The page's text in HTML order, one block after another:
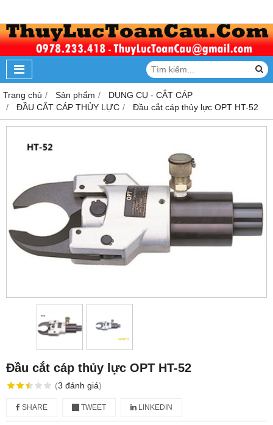
Trang chủ Sản phẩm
DỤNG CỤ - CẮT CÁP
ĐẦU CẮT CÁP THỦY LỰC
Đầu cắt cáp thủy lực OPT HT-52
Đầu cắt cáp thủy lực OPT HT-52
(3 đánh giá)
SHARE TWEET LINKEDIN